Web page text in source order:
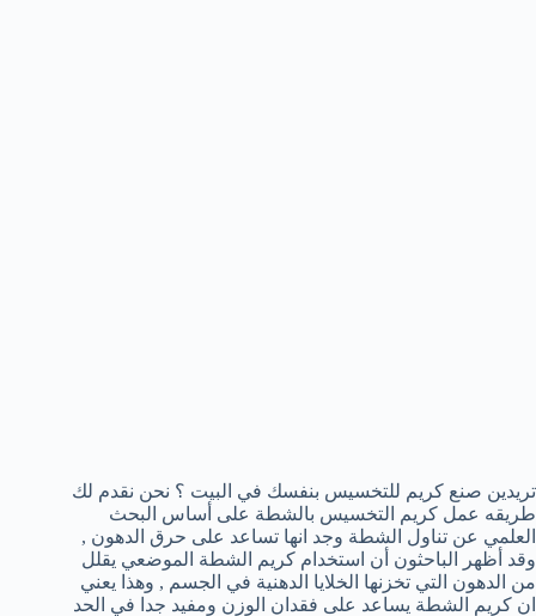
تريدين صنع كريم للتخسيس بنفسك في البيت ؟ نحن نقدم لك
طريقه عمل كريم التخسيس بالشطة على أساس البحث
العلمي عن تناول الشطة وجد انها تساعد على حرق الدهون ,
وقد أظهر الباحثون أن استخدام كريم الشطة الموضعي يقلل
من الدهون التي تخزنها الخلايا الدهنية في الجسم , وهذا يعني
ان كريم الشطة يساعد على فقدان الوزن ومفيد جدا في الحد